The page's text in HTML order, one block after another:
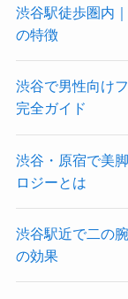
渋谷駅徒歩圏内
の特徴
渋谷で男性向け
完全ガイド
渋谷・原宿で美
ロジーとは
渋谷駅近で二の
の効果